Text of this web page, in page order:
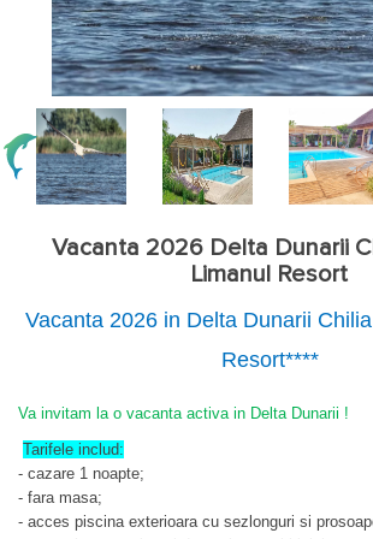
Vacanta 2026 Delta Dunarii
Limanul Resort
Vacanta 2026 in Delta Dunarii
Resort****
Va invitam la o vacanta activa in Delta Dunarii !
Tarifele includ:
- cazare 1 noapte;
- fara masa;
- acces piscina exterioara cu sezlonguri si